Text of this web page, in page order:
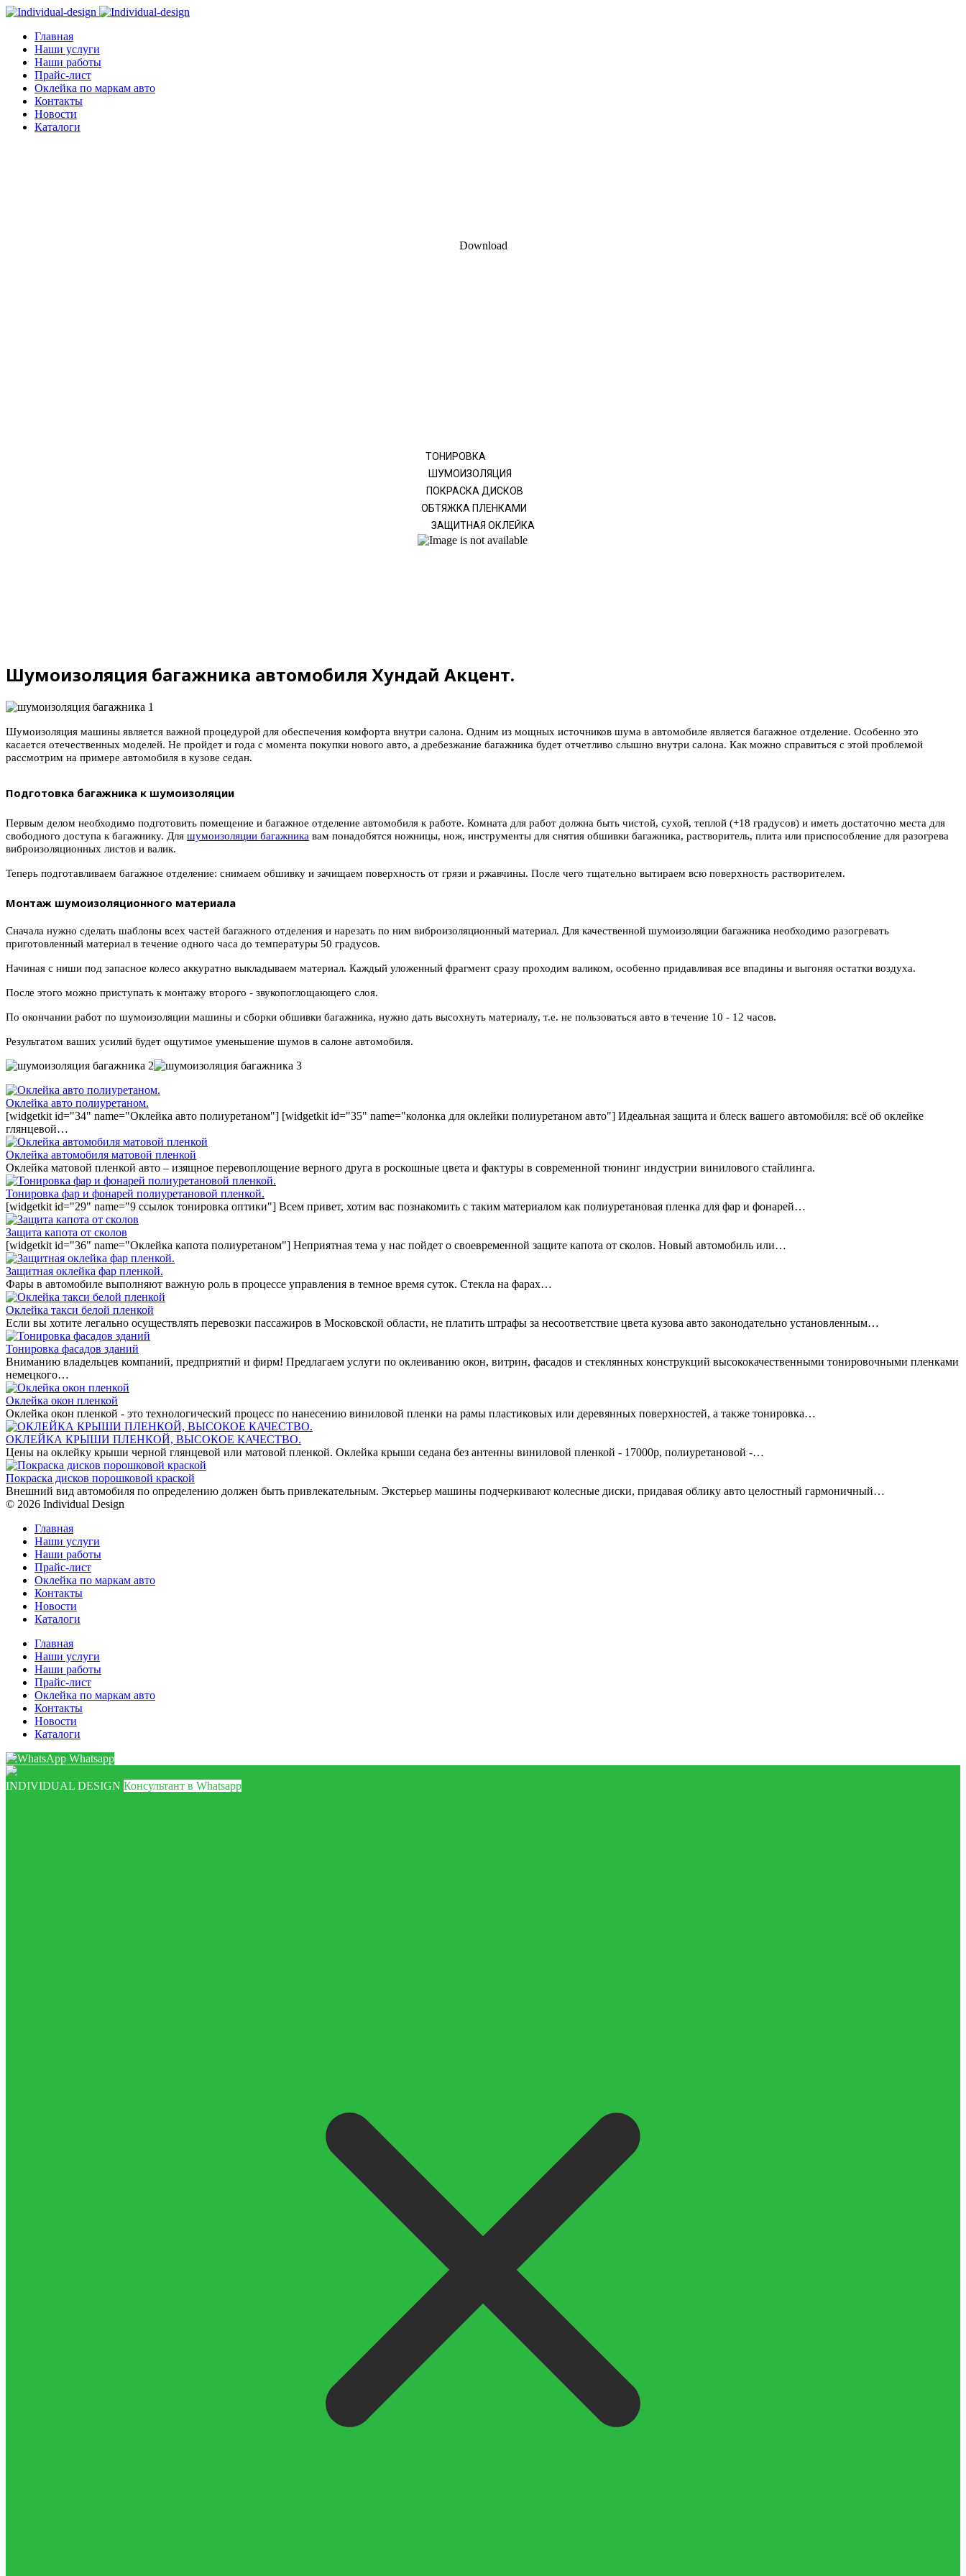
Главная
Наши услуги
Наши работы
Прайс-лист
Оклейка по маркам авто
Контакты
Новости
Каталоги
Download
ТОНИРОВКА
ШУМОИЗОЛЯЦИЯ
ПОКРАСКА ДИСКОВ
ОБТЯЖКА ПЛЕНКАМИ
ЗАЩИТНАЯ ОКЛЕЙКА
Шумоизоляция багажника автомобиля Хундай Акцент.
Шумоизоляция машины является важной процедурой для обеспечения комфорта внутри салона. Одним из мощных источников шума в автомобиле является багажное отделение. Особенно это
касается отечественных моделей. Не пройдет и года с момента покупки нового авто, а дребезжание багажника будет отчетливо слышно внутри салона. Как можно справиться с этой проблемой
рассмотрим на примере автомобиля в кузове седан.
Подготовка багажника к шумоизоляции
Первым делом необходимо подготовить помещение и багажное отделение автомобиля к работе. Комната для работ должна быть чистой, сухой, теплой (+18 градусов) и иметь достаточно места для
свободного доступа к багажнику. Для шумоизоляции багажника вам понадобятся ножницы, нож, инструменты для снятия обшивки багажника, растворитель, плита или приспособление для разогрева
виброизоляционных листов и валик.
Теперь подготавливаем багажное отделение: снимаем обшивку и зачищаем поверхность от грязи и ржавчины. После чего тщательно вытираем всю поверхность растворителем.
Монтаж шумоизоляционного материала
Сначала нужно сделать шаблоны всех частей багажного отделения и нарезать по ним виброизоляционный материал. Для качественной шумоизоляции багажника необходимо разогревать
приготовленный материал в течение одного часа до температуры 50 градусов.
Начиная с ниши под запасное колесо аккуратно выкладываем материал. Каждый уложенный фрагмент сразу проходим валиком, особенно придавливая все впадины и выгоняя остатки воздуха.
После этого можно приступать к монтажу второго - звукопоглощающего слоя.
По окончании работ по шумоизоляции машины и сборки обшивки багажника, нужно дать высохнуть материалу, т.е. не пользоваться авто в течение 10 - 12 часов.
Результатом ваших усилий будет ощутимое уменьшение шумов в салоне автомобиля.
Оклейка авто полиуретаном.
[widgetkit id="34" name="Оклейка авто полиуретаном"] [widgetkit id="35" name="колонка для оклейки полиуретаном авто"] Идеальная защита и блеск вашего автомобиля: всё об оклейке
глянцевой…
Оклейка автомобиля матовой пленкой
Оклейка матовой пленкой авто – изящное перевоплощение верного друга в роскошные цвета и фактуры в современной тюнинг индустрии винилового стайлинга.
Тонировка фар и фонарей полиуретановой пленкой.
[widgetkit id="29" name="9 ссылок тонировка оптики"] Всем привет, хотим вас познакомить с таким материалом как полиуретановая пленка для фар и фонарей…
Защита капота от сколов
[widgetkit id="36" name="Оклейка капота полиуретаном"] Неприятная тема у нас пойдет о своевременной защите капота от сколов. Новый автомобиль или…
Защитная оклейка фар пленкой.
Фары в автомобиле выполняют важную роль в процессе управления в темное время суток. Стекла на фарах…
Оклейка такси белой пленкой
Если вы хотите легально осуществлять перевозки пассажиров в Московской области, не платить штрафы за несоответствие цвета кузова авто законодательно установленным…
Тонировка фасадов зданий
Вниманию владельцев компаний, предприятий и фирм! Предлагаем услуги по оклеиванию окон, витрин, фасадов и стеклянных конструкций высококачественными тонировочными пленками
немецкого…
Оклейка окон пленкой
Оклейка окон пленкой - это технологический процесс по нанесению виниловой пленки на рамы пластиковых или деревянных поверхностей, а также тонировка…
ОКЛЕЙКА КРЫШИ ПЛЕНКОЙ, ВЫСОКОЕ КАЧЕСТВО.
Цены на оклейку крыши черной глянцевой или матовой пленкой. Оклейка крыши седана без антенны виниловой пленкой - 17000р, полиуретановой -…
Покраска дисков порошковой краской
Внешний вид автомобиля по определению должен быть привлекательным. Экстерьер машины подчеркивают колесные диски, придавая облику авто целостный гармоничный…
© 2026 Individual Design
Главная
Наши услуги
Наши работы
Прайс-лист
Оклейка по маркам авто
Контакты
Новости
Каталоги
Главная
Наши услуги
Наши работы
Прайс-лист
Оклейка по маркам авто
Контакты
Новости
Каталоги
Whatsapp
INDIVIDUAL DESIGN Консультант в Whatsapp